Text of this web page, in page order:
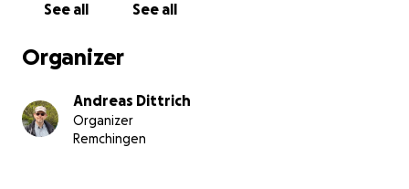
See all See all
Organizer
Andreas Dittrich
Organizer
Remchingen